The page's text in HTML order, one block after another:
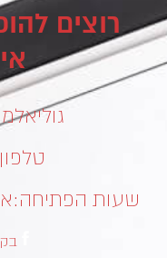
רוצים
גוליאלמו
טלפון: 077-
שעות הפתיחה:א’-